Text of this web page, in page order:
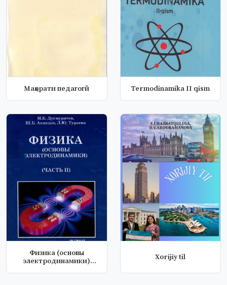
Маҳорати педагогй Termodinamika II qism
Физика (основы
электродинамики)
Xorijiy til